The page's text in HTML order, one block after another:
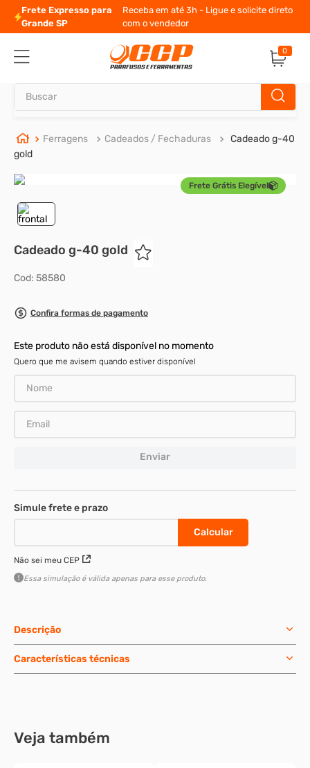
Frete Expresso para
Grande SP
Receba em até 3h - Ligue e solicite direto
com o vendedor
0
Ferragens Cadeados / Fechaduras
Cadeado g-40
gold
Frete Grátis Elegível
Cadeado g-40 gold
Cod: 58580
Confira formas de pagamento
Este produto não está disponível no momento
Quero que me avisem quando estiver disponível
Enviar
Não sei meu CEP
Essa simulação é válida apenas para esse produto.
Descrição
Características técnicas
Veja também
TERMOS MAIS BUSCADOS
3
arruela
6º
cupilha
7º
sextavado
9º
presto